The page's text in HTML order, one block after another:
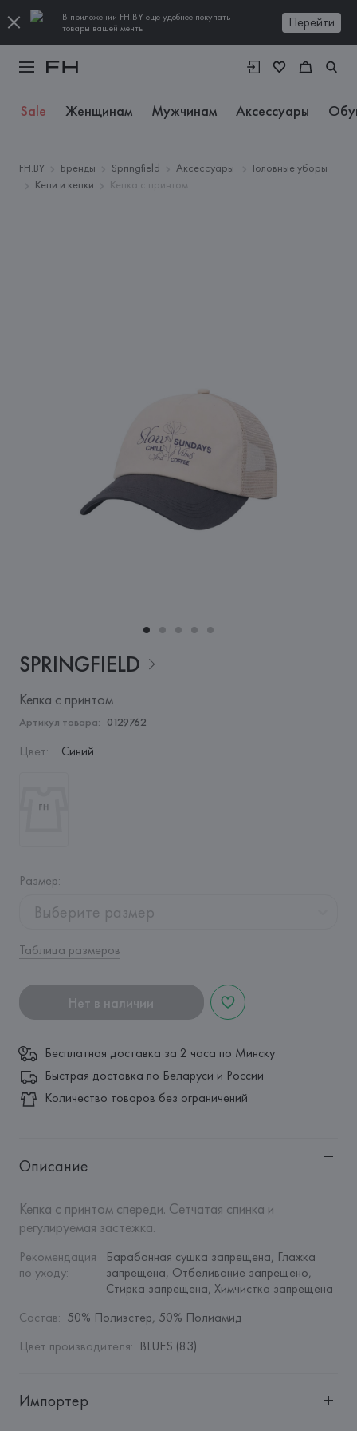
В приложении FH.BY еще удобнее покупать
товары вашей мечты
Перейти
Sale Женщинам Мужчинам Аксессуары
FH.BY Бренды Springfield Аксессуары
Головные уборы
Кепи и кепки
Кепка с принтом
SPRINGFIELD
Кепка с принтом
Артикул товара: 0129762
Цвет: Синий
Размер:
Выберите размер
Таблица размеров
Нет в наличии
Бесплатная доставка за 2 часа по Минску
Быстрая доставка по Беларуси и России
Количество товаров без ограничений
Описание
Кепка с принтом спереди. Сетчатая спинка и
регулируемая застежка.
Рекомендация
по уходу:
Барабанная сушка запрещена, Глажка
запрещена, Отбеливание запрещено,
Стирка запрещена, Химчистка запрещена
Состав: 50% Полиэстер, 50% Полиамид
Цвет производителя: BLUES (83)
Импортер